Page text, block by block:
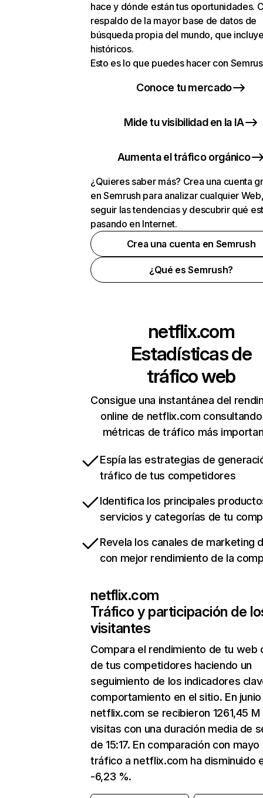
hace y dónde están tus oportunidades.
respaldo de la mayor base de datos de
búsqueda propia del mundo, que
históricos.
Esto es lo que puedes hacer con
Conoce tu mercado
Mide tu visibilidad en la IA
Aumenta el tráfico orgánico
¿Quieres saber más? Crea una cuenta
en Semrush para analizar cualquier
seguir las tendencias y descubrir qué
pasando en Internet.
Crea una cuenta en Semrush
¿Qué es Semrush?
netflix.com
Estadísticas de
tráfico web
Consigue una instantánea del
online de netflix.com
métricas de tráfico más
Espía las estrategias de
tráfico de tus competidores
Identifica los principales
servicios y categorías de tu
Revela los canales de marketing
con mejor rendimiento de la
netflix.com
Tráfico y participación de
visitantes
Compara el rendimiento de tu web
de tus competidores haciendo un
seguimiento de los indicadores
comportamiento en el sitio. En junio
netflix.com se recibieron 1261,45 M
visitas con una duración media de
de 15:17. En comparación con mayo
tráfico a netflix.com ha disminuido
-6,23 %.